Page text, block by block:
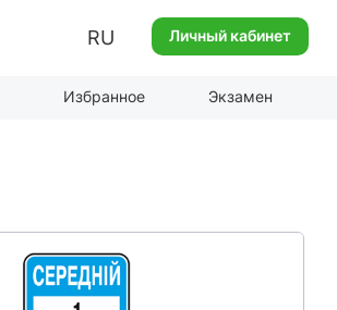
RU Личный кабинет
Избранное Экзамен